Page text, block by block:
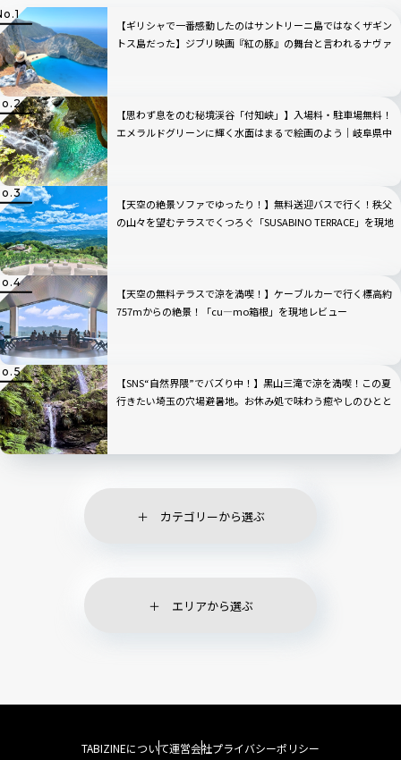
【ギリシャで一番感動したのはサントリーニ島ではなくザギン
トス島だった】ジブリ映画『紅の豚』の舞台と言われるナヴァ
【思わず息をのむ秘境渓谷「付知峡」】入場料・駐車場無料！
エメラルドグリーンに輝く水面はまるで絵画のよう｜岐阜県中
【天空の絶景ソファでゆったり！】無料送迎バスで行く！秩父
の山々を望むテラスでくつろぐ「SUSABINO TERRACE」を現地
【天空の無料テラスで涼を満喫！】ケーブルカーで行く標高約
757mからの絶景！「cu―mo箱根」を現地レビュー
【SNS“自然界隈”でバズり中！】黒山三滝で涼を満喫！この夏
行きたい埼玉の穴場避暑地。お休み処で味わう癒やしのひとと
カテゴリーから選ぶ
エリアから選ぶ
TABIZINEについて運営会社プライバシーポリシー